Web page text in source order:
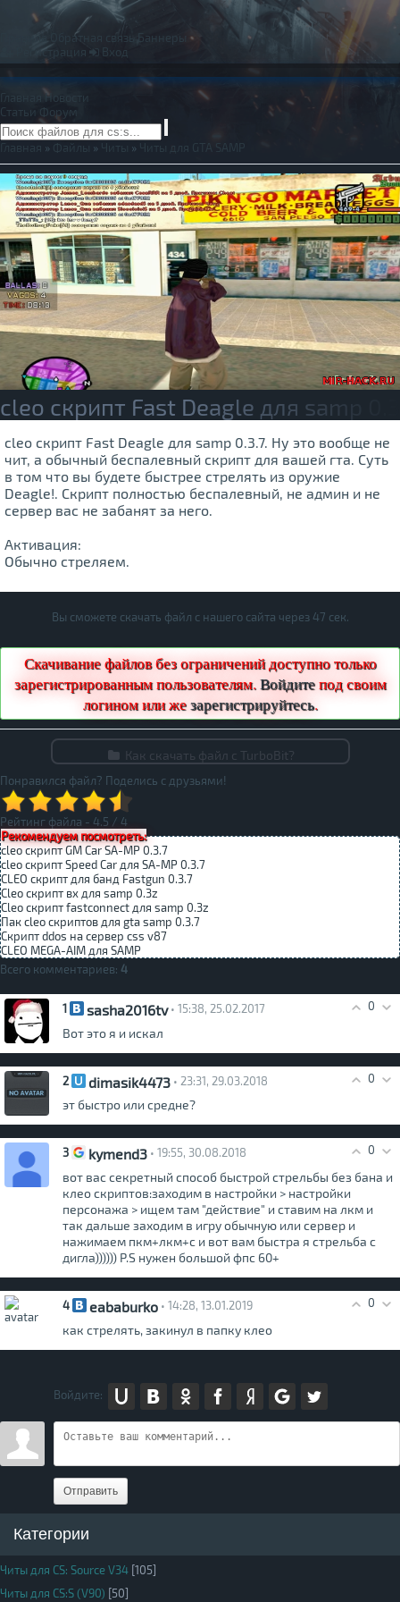
Обратная связь
Баннеры
Регистрация
Вход
Главная
Новости
Статьи Форум
Главная » Файлы » » Читы для GTA SAMP
cleo скрипт Fast Deagle для samp
cleo скрипт Fast Deagle для samp 0.3.7. Ну это вообще не
чит, а обычный беспалевный скрипт для вашей гта. Суть
в том что вы будете быстрее стрелять из оружие
Deagle!. Скрипт полностью беспалевный, не админ и не
сервер вас не забанят за него.
Активация:
Обычно стреляем.
Вы сможете скачать файл с нашего сайта через 47 сек.
Скачивание файлов без ограничений доступно только
зарегистрированным пользователям.Войдитепод своим
логином или жезарегистрируйтесь.
Как скачать файл с TurboBit?
Понравился файл? Поделись с друзьями!
Рейтинг файла - 4.5 / 4
Рекомендуем посмотреть:
cleo скрипт GM Car SA-MP 0.3.7
cleo скрипт Speed Car для SA-MP 0.3.7
CLEO скрипт для банд Fastgun 0.3.7
Cleo скрипт вх для samp 0.3z
Cleo скрипт fastconnect для samp 0.3z
Пак cleo скриптов для gta samp 0.3.7
Скрипт ddos на сервер css v87
CLEO MEGA-AIM для SAMP
Всего комментариев: 4
0
1 sasha2016tv • 15:38, 25.02.2017
Вот это я и искал
0
2 dimasik4473 • 23:31, 29.03.2018
эт быстро или средне?
0
3 kymend3 • 19:55, 30.08.2018
вот вас секретный способ быстрой стрельбы без бана и
клео скриптов:заходим в настройки > настройки
персонажа > ищем там "действие" и ставим на лкм и
так дальше заходим в игру обычную или сервер и
нажимаем пкм+лкм+с и вот вам быстра я стрельба с
дигла)))))) P.S нужен большой фпс 60+
0
4 eababurko • 14:28, 13.01.2019
как стрелять, закинул в папку клео
Войдите:
Отправить
Категории
Читы для CS: Source V34 [105]
Читы для CS:S (V90) [50]